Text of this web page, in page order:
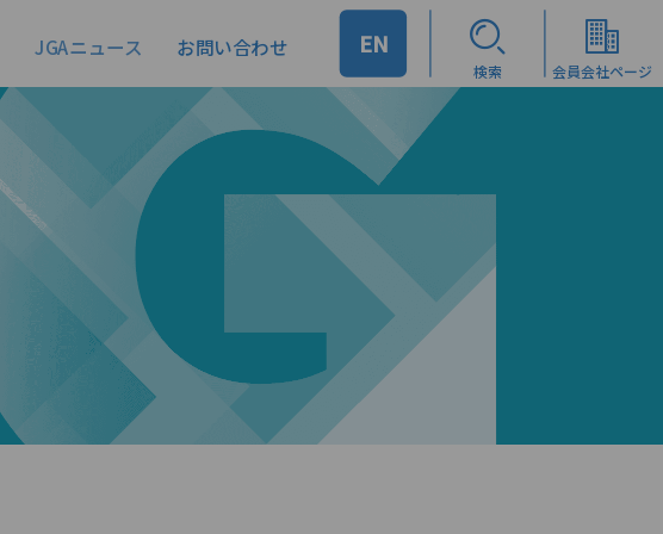
JGAニュース お問い合わせ EN
検索 会員会社ページ